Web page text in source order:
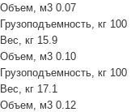
Объем, м3 0.07
Грузоподъемность, кг 100
Вес, кг 15.9
Объем, м3 0.10
Грузоподъемность, кг 100
Вес, кг 17.1
Объем, м3 0.12